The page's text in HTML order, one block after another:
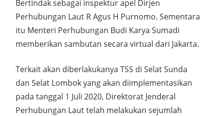
Bertindak sebagai inspektur apel Dirjen
Perhubungan Laut R Agus H Purnomo. Sementara
itu Menteri Perhubungan Budi Karya Sumadi
memberikan sambutan secara virtual dari Jakarta.
Terkait akan diberlakukanya TSS di Selat Sunda
dan Selat Lombok yang akan diimplementasikan
pada tanggal 1 Juli 2020, Direktorat Jenderal
Perhubungan Laut telah melakukan sejumlah